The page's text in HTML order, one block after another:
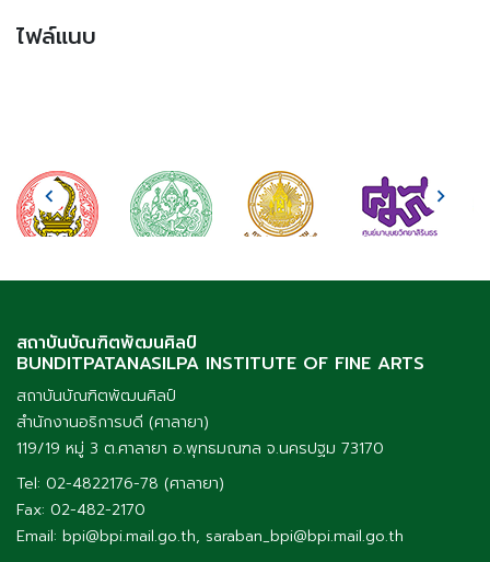
ไฟล์แนบ
สถาบันบัณฑิตพัฒนศิลป์
BUNDITPATANASILPA INSTITUTE OF FINE ARTS
สถาบันบัณฑิตพัฒนศิลป์
สำนักงานอธิการบดี (ศาลายา)
119/19 หมู่ 3 ต.ศาลายา อ.พุทธมณฑล จ.นครปฐม 73170
Tel: 02-4822176-78 (ศาลายา)
Fax: 02-482-2170
Email: bpi@bpi.mail.go.th, saraban_bpi@bpi.mail.go.th